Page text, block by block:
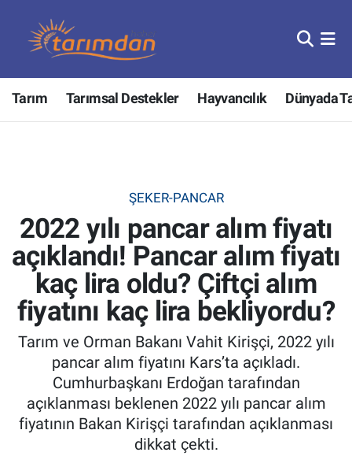
Tarım Tarımsal Destekler Hayvancılık Dünyada
ŞEKER-PANCAR
2022 yılı pancar alım fiyatı
açıklandı! Pancar alım fiyatı
kaç lira oldu? Çiftçi alım
fiyatını kaç lira bekliyordu?
Tarım ve Orman Bakanı Vahit Kirişçi, 2022 yılı
pancar alım fiyatını Kars’ta açıkladı.
Cumhurbaşkanı Erdoğan tarafından
açıklanması beklenen 2022 yılı pancar alım
fiyatının Bakan Kirişçi tarafından açıklanması
dikkat çekti.
Tarım
Hayvancılık
Tarımsal Destekler
Tarım Bakanlığı
TZOB
Tarım Kredi Kooperatifleri
Pankobirlik
Et fiyatları
Nöbetçi Eczaneler
Hava Durumu
Tüm Manşetler
Son Dakika Haberleri
Haber Arşivi